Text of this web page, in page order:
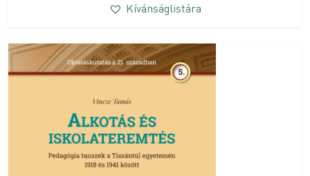
Kívánságlistára